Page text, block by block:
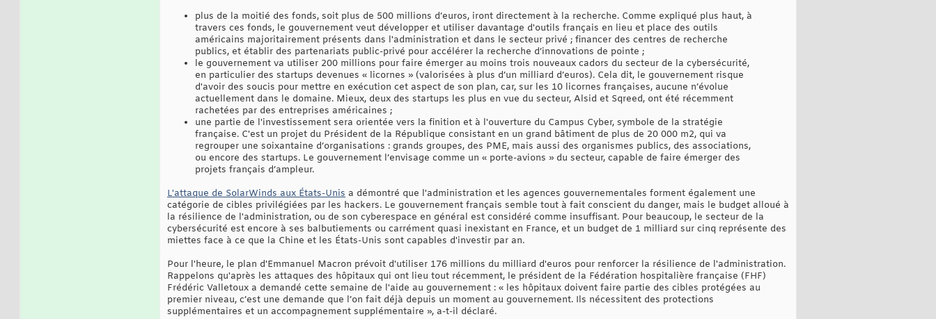
plus de la moitié des fonds, soit plus de 500 millions d’euros, iront directement à la recherche. Comme expliqué plus haut, à
travers ces fonds, le gouvernement veut développer et utiliser davantage d'outils français en lieu et place des outils
américains majoritairement présents dans l'administration et dans le secteur privé ; financer des centres de recherche
publics, et établir des partenariats public-privé pour accélérer la recherche d’innovations de pointe ;
le gouvernement va utiliser 200 millions pour faire émerger au moins trois nouveaux cadors du secteur de la cybersécurité,
en particulier des startups devenues « licornes » (valorisées à plus d’un milliard d’euros). Cela dit, le gouvernement risque
d'avoir des soucis pour mettre en exécution cet aspect de son plan, car, sur les 10 licornes françaises, aucune n’évolue
actuellement dans le domaine. Mieux, deux des startups les plus en vue du secteur, Alsid et Sqreed, ont été récemment
rachetées par des entreprises américaines ;
une partie de l'investissement sera orientée vers la finition et à l'ouverture du Campus Cyber, symbole de la stratégie
française. C'est un projet du Président de la République consistant en un grand bâtiment de plus de 20 000 m2, qui va
regrouper une soixantaine d’organisations : grands groupes, des PME, mais aussi des organismes publics, des associations,
ou encore des startups. Le gouvernement l’envisage comme un « porte-avions » du secteur, capable de faire émerger des
projets français d’ampleur.
L'attaque de SolarWinds aux États-Unis a démontré que l'administration et les agences gouvernementales forment également une
catégorie de cibles privilégiées par les hackers. Le gouvernement français semble tout à fait conscient du danger, mais le budget alloué à
la résilience de l'administration, ou de son cyberespace en général est considéré comme insuffisant. Pour beaucoup, le secteur de la
cybersécurité est encore à ses balbutiements ou carrément quasi inexistant en France, et un budget de 1 milliard sur cinq représente des
miettes face à ce que la Chine et les États-Unis sont capables d'investir par an.
Pour l'heure, le plan d'Emmanuel Macron prévoit d'utiliser 176 millions du milliard d'euros pour renforcer la résilience de l'administration.
Rappelons qu'après les attaques des hôpitaux qui ont lieu tout récemment, le président de la Fédération hospitalière française (FHF)
Frédéric Valletoux a demandé cette semaine de l'aide au gouvernement : « les hôpitaux doivent faire partie des cibles protégées au
premier niveau, c’est une demande que l’on fait déjà depuis un moment au gouvernement. Ils nécessitent des protections
supplémentaires et un accompagnement supplémentaire », a-t-il déclaré.